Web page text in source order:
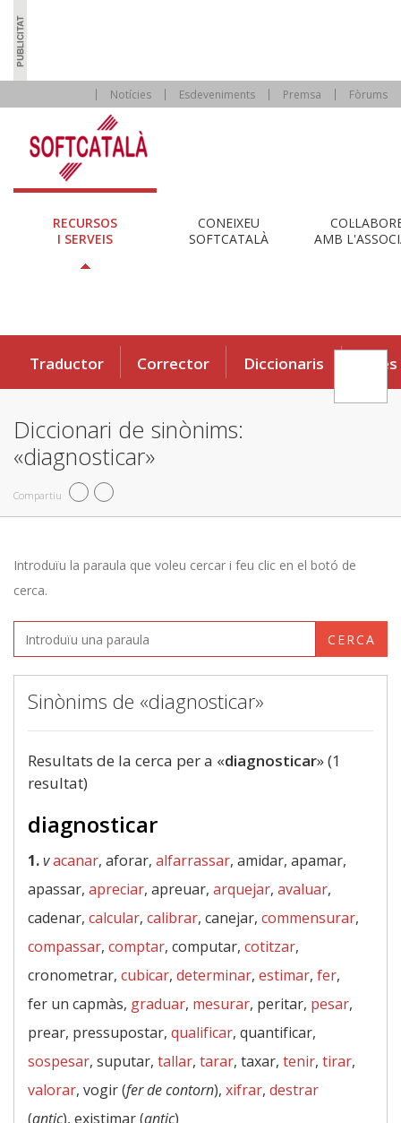
Notícies Esdeveniments Premsa Fòrums
RECURSOS
I SERVEIS
CONEIXEU
SOFTCATALÀ
AMB
Traductor Corrector Diccionaris Eines
Diccionari de sinònims:
«diagnosticar»
Compartiu
Introduïu la paraula que voleu cercar i feu clic en el botó de
cerca.
CERCA
Sinònims de «diagnosticar»
Resultats de la cerca per a «diagnosticar» (1
resultat)
diagnosticar
1.vacanar, aforar, alfarrassar, amidar, apamar,
apassar, apreciar, apreuar, arquejar, avaluar,
cadenar, calcular, calibrar, canejar, commensurar,
compassar, comptar, computar, cotitzar,
cronometrar, cubicar, determinar, estimar, fer,
fer un capmàs, graduar, mesurar, peritar, pesar,
prear, pressupostar, qualificar, quantificar,
sospesar, suputar, tallar, tarar, taxar, tenir, tirar,
valorar, vogir (fer de contorn), xifrar, destrar
(antic), existimar (antic)